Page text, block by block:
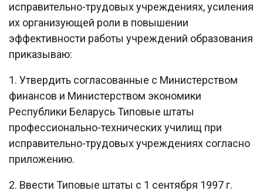
исправительно-трудовых учреждениях, усиления
их организующей роли в повышении
эффективности работы учреждений образования
приказываю:
1. Утвердить согласованные с Министерством
финансов и Министерством экономики
Республики Беларусь Типовые штаты
профессионально-технических училищ при
исправительно-трудовых учреждениях согласно
приложению.
2. Ввести Типовые штаты с 1 сентября 1997 г.